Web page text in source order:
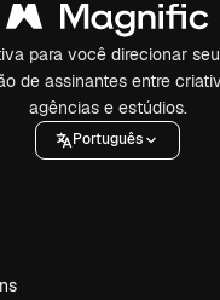
para você direcionar
de assinantes entre
agências e estúdios.
Português